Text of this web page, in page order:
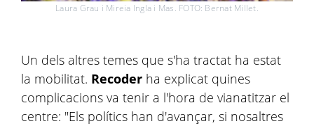
Laura Grau i Mireia Ingla i Mas. FOTO: Bernat Millet.
Un dels altres temes que s'ha tractat ha estat
la mobilitat. Recoder ha explicat quines
complicacions va tenir a l'hora de vianatitzar el
centre: "Els polítics han d'avançar, si nosaltres